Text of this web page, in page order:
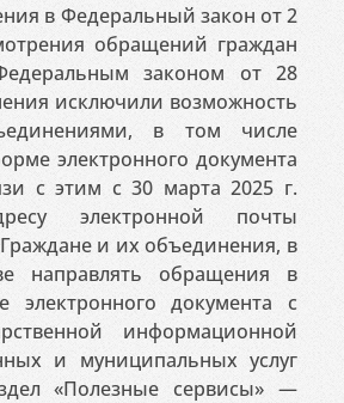
в Федеральный закон от 2
обращений граждан
законом от 28
исключили возможность
в том числе
электронного документа
с этим с 30 марта 2025 г.
электронной почты
и их объединения, в
направлять обращения в
документа с
информационной
и муниципальных услуг
«Полезные сервисы» —